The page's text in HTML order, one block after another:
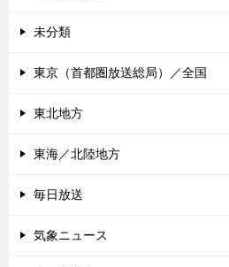
未分類
東京（首都圏放送総局）／全国
東北地方
東海／北陸地方
毎日放送
気象ニュース